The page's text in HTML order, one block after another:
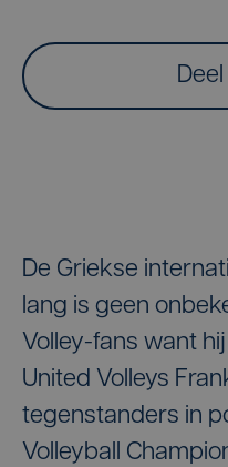
De Griekse
lang is geen
Volley-fans want
United Volleys
tegenstanders in
Volleyball